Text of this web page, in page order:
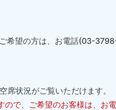
希望の方は、お電話(03-
席状況がご覧いただけます。
で、ご希望のお客様は、お